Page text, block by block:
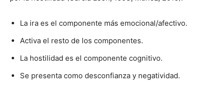
La ira es el componente más emocional/afectivo.
Activa el resto de los componentes.
La hostilidad es el componente cognitivo.
Se presenta como desconfianza y negatividad.